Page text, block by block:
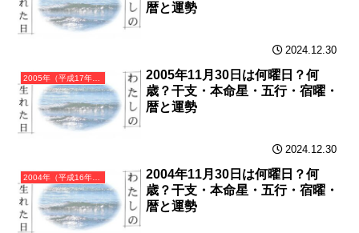
暦と運勢
2024.12.30
2005年（平成17年）乙酉（きのととり）・酉年（とり年）カレンダー（月曜はじまり）
2005年11月30日は何曜日？何
歳？干支・本命星・五行・宿曜・
暦と運勢
2024.12.30
2004年（平成16年）甲申（きのえさる）・申年（さる年）カレンダー（月曜はじまり）
2004年11月30日は何曜日？何
歳？干支・本命星・五行・宿曜・
暦と運勢